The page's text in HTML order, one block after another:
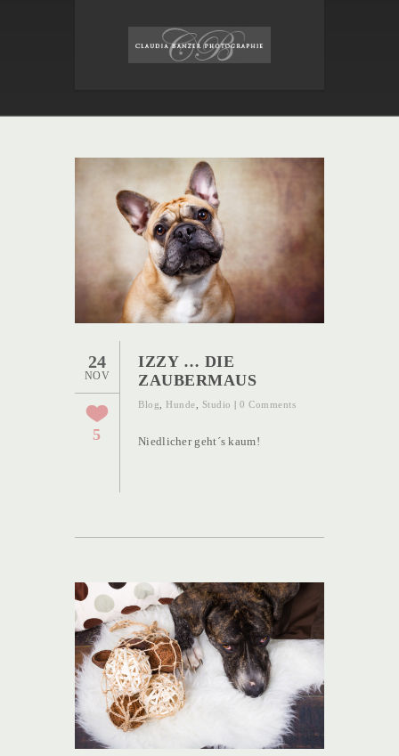
24
NOV
5
IZZY … DIE
ZAUBERMAUS
Blog, Hunde, Studio 0 Comments
Niedlicher geht´s kaum!